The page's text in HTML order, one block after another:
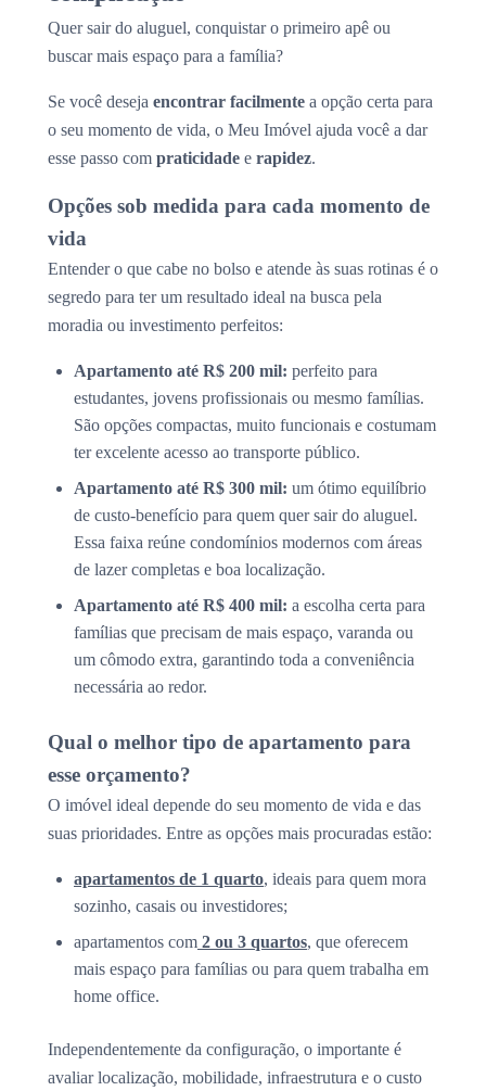
Quer sair do aluguel, conquistar o primeiro apê ou
buscar mais espaço para a família?
Se você deseja encontrar facilmente a opção certa para
o seu momento de vida, o Meu Imóvel ajuda você a dar
esse passo com praticidade e rapidez.
Opções sob medida para cada momento de
vida
Entender o que cabe no bolso e atende às suas rotinas é o
segredo para ter um resultado ideal na busca pela
moradia ou investimento perfeitos:
Apartamento até R$ 200 mil: perfeito para
estudantes, jovens profissionais ou mesmo famílias.
São opções compactas, muito funcionais e costumam
ter excelente acesso ao transporte público.
Apartamento até R$ 300 mil: um ótimo equilíbrio
de custo-benefício para quem quer sair do aluguel.
Essa faixa reúne condomínios modernos com áreas
de lazer completas e boa localização.
Apartamento até R$ 400 mil: a escolha certa para
famílias que precisam de mais espaço, varanda ou
um cômodo extra, garantindo toda a conveniência
necessária ao redor.
Qual o melhor tipo de apartamento para
esse orçamento?
O imóvel ideal depende do seu momento de vida e das
suas prioridades. Entre as opções mais procuradas estão:
apartamentos de 1 quarto, ideais para quem mora
sozinho, casais ou investidores;
apartamentos com 2 ou 3 quartos, que oferecem
mais espaço para famílias ou para quem trabalha em
home office.
Independentemente da configuração, o importante é
avaliar localização, mobilidade, infraestrutura e o custo